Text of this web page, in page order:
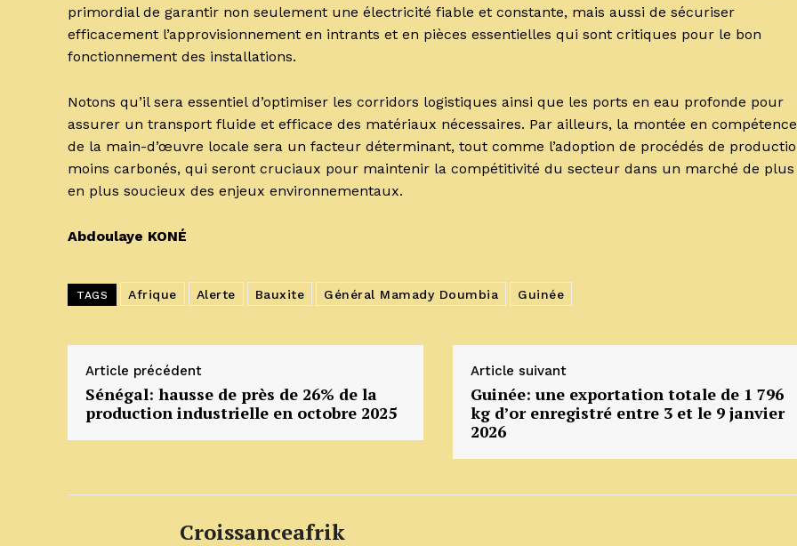
primordial de garantir non seulement une électricité fiable et constante, mais aussi de sécuriser
efficacement l’approvisionnement en intrants et en pièces essentielles qui sont critiques pour le bon
fonctionnement des installations.
Notons qu’il sera essentiel d’optimiser les corridors logistiques ainsi que les ports en eau profonde pour
assurer un transport fluide et efficace des matériaux nécessaires. Par ailleurs, la montée en
de la main-d’œuvre locale sera un facteur déterminant, tout comme l’adoption de procédés de
moins carbonés, qui seront cruciaux pour maintenir la compétitivité du secteur dans un marché de plus
en plus soucieux des enjeux environnementaux.
Abdoulaye KONÉ
TAGS Afrique Alerte Bauxite Général Mamady Doumbia Guinée
Article précédent
Sénégal: hausse de près de 26% de la
production industrielle en octobre 2025
Article suivant
Guinée: une exportation totale de 1 796
kg d’or enregistré entre 3 et le 9 janvier
2026
Croissanceafrik